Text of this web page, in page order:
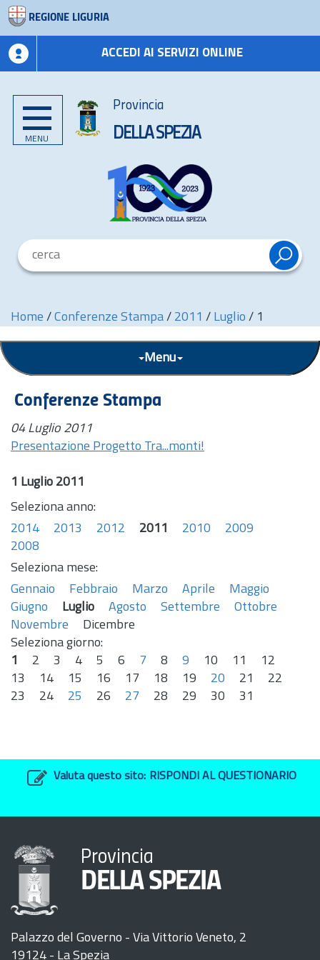
REGIONE LIGURIA
ACCEDI AI SERVIZI ONLINE
MENU
Provincia
DELLA SPEZIA
Home / Conferenze Stampa / 2011 / Luglio / 1
Menu
Conferenze Stampa
04 Luglio 2011
Presentazione Progetto Tra...monti!
1 Luglio 2011
Seleziona anno:
2014
2013 2012 2011 2010
2009
2008
Seleziona mese:
Gennaio
Febbraio Marzo Aprile
Maggio
Giugno
Luglio Agosto Settembre
Ottobre
Novembre
Dicembre
Seleziona giorno:
1
2 3 4 5 6 7 8 9 10 11
12
13
14 15 16 17 18 19 20 21
22
23
24 25 26 27 28 29 30 31
Valuta questo sito: RISPONDI AL QUESTIONARIO
Provincia
DELLA SPEZIA
Palazzo del Governo - Via Vittorio Veneto, 2
19124 - La Spezia